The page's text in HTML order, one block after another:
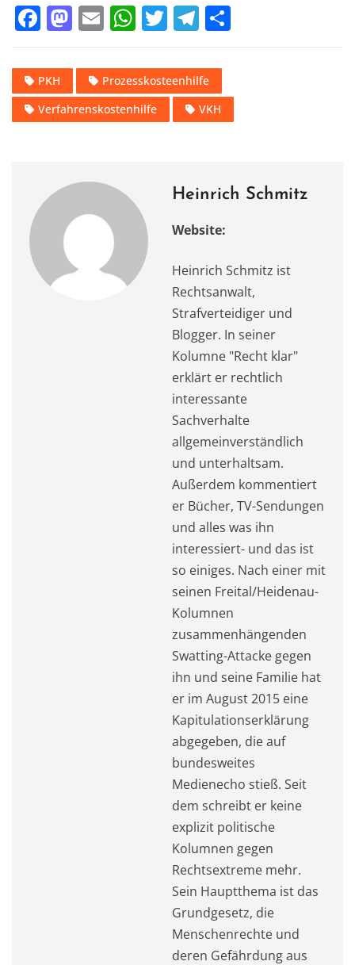
F
c
e
b
k
M
st
o
d
E
ai
l
W
at
s
A
T
it
te
r
T
e
gr
a
n
PKH
Prozesskosteenhilfe
Verfahrenskostenhilfe
VKH
Heinrich Schmitz
Website:
Heinrich Schmitz ist
Rechtsanwalt,
Strafverteidiger und
Blogger. In seiner
Kolumne "Recht klar"
erklärt er rechtlich
interessante
Sachverhalte
allgemeinverständlich
und unterhaltsam.
Außerdem kommentiert
er Bücher, TV-Sendungen
und alles was ihn
interessiert- und das ist
so einiges. Nach einer mit
seinen Freital/Heidenau-
Kolumnen
zusammenhängenden
Swatting-Attacke gegen
ihn und seine Familie hat
er im August 2015 eine
Kapitulationserklärung
abgegeben, die auf
bundesweites
Medienecho stieß. Seit
dem schreibt er keine
explizit politische
Kolumnen gegen
Rechtsextreme mehr.
Sein Hauptthema ist das
Grundgesetz, die
Menschenrechte und
deren Gefährdung aus